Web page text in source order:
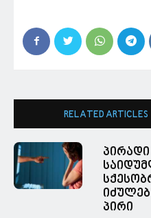
RELATED ARTICLES
პირი